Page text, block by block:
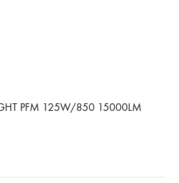
PFM 125W/850 15000LM